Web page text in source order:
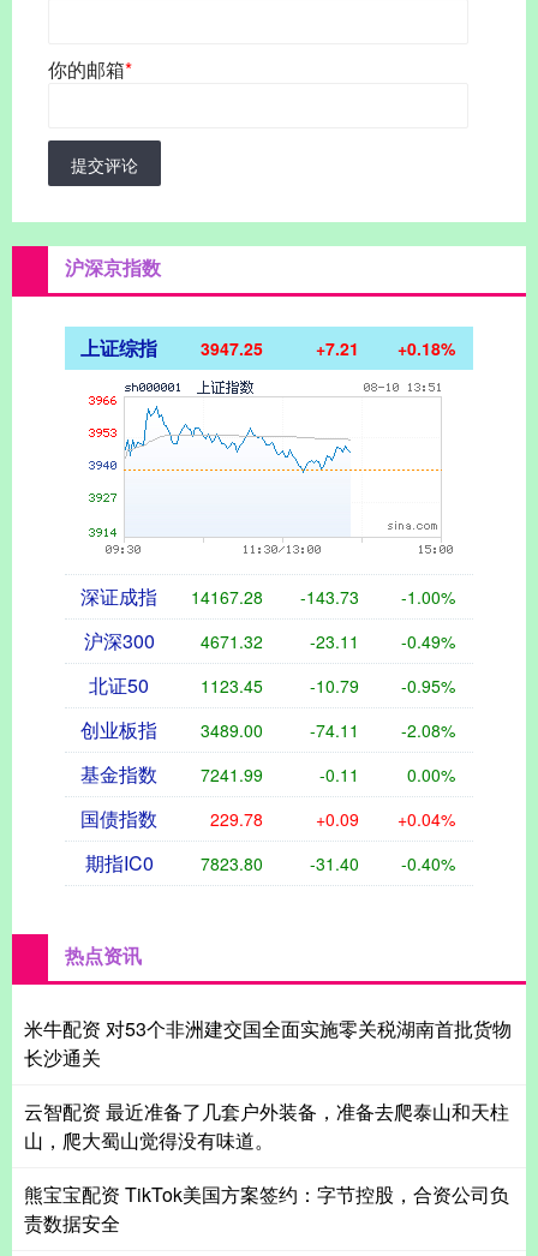
你的邮箱*
提交评论
沪深京指数
上证综指 3947.25 +7.21 +0.18%
深证成指 14167.28 -143.73 -1.00%
沪深300 4671.32 -23.11 -0.49%
北证50 1123.45 -10.79 -0.95%
创业板指 3489.00 -74.11 -2.08%
基金指数 7241.99 -0.11 0.00%
国债指数 229.78 +0.09 +0.04%
期指IC0 7823.80 -31.40 -0.40%
热点资讯
米牛配资 对53个非洲建交国全面实施零关税湖南首批货物
长沙通关
云智配资 最近准备了几套户外装备，准备去爬泰山和天柱
山，爬大蜀山觉得没有味道。
熊宝宝配资 TikTok美国方案签约：字节控股，合资公司负
责数据安全